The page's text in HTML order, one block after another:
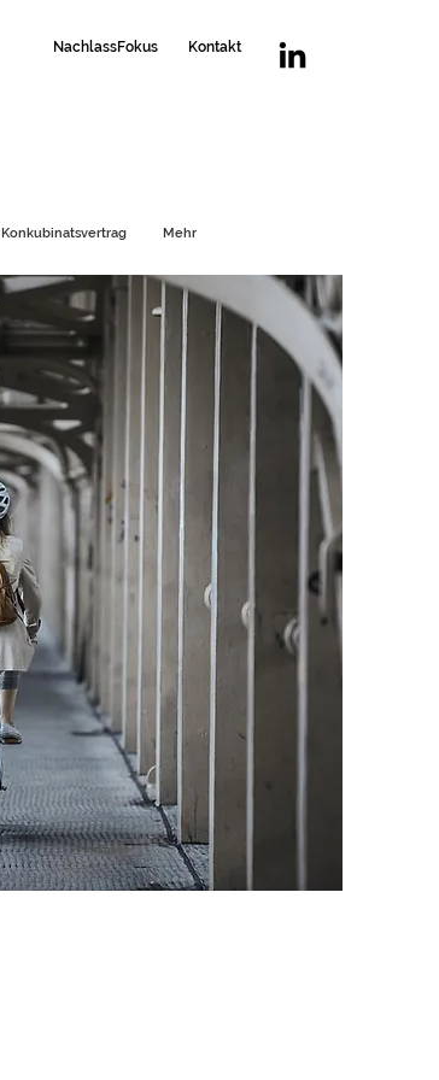
NachlassFokus Kontakt
Konkubinatsvertrag Mehr